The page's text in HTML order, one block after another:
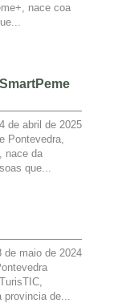
nace coa
de abril de 2025
Pontevedra,
nace da
que...
de maio de 2024
de...